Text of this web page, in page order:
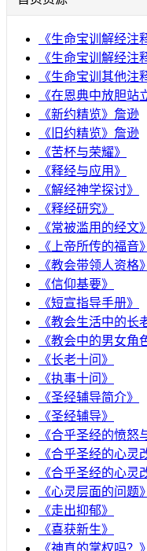
《生命宝训解经
《生命宝训解经
《生命宝训其他
《在恩典中放胆
《新约精览》詹逊
《旧约精览》詹逊
《苦杯与荣耀》
《释经与应用》
《解经神学探讨》
《释经研究》
《常被滥用的经文》
《上帝所传的福音》
《教会带领人资格》
《信仰基要》
《短宣指导手册》
《教会生活中的长
《教会中的男女角
《长老十问》
《执事十问》
《圣经辅导简介》
《圣经辅导》
《合乎圣经的愤怒
《合乎圣经的心灵
《合乎圣经的心灵
《心灵层面的问题》
《走出抑郁》
《喜获新生》
《神真的掌权吗？》